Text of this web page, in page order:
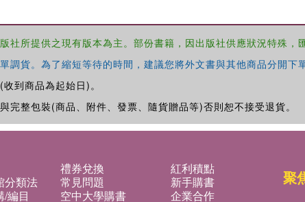
所提供之現有版本為主。部份書籍，因出版社供應狀況特殊，
貨。為了縮短等待的時間，建議您將外文書與其他商品分開下
(收到商品為起始日)。
整包裝(商品、附件、發票、隨貨贈品等)否則恕不接受退貨。
禮券兌換
紅利積點
分類法 常見問題
新手購書
/編目 空中大學購書
企業合作
聚